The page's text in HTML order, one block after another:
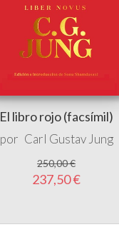
El libro rojo (facsímil)
por Carl Gustav Jung
250,00 €
237,50 €